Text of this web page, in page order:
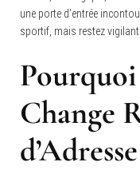
une porte d’entrée
sportif, mais restez vigilant
Change